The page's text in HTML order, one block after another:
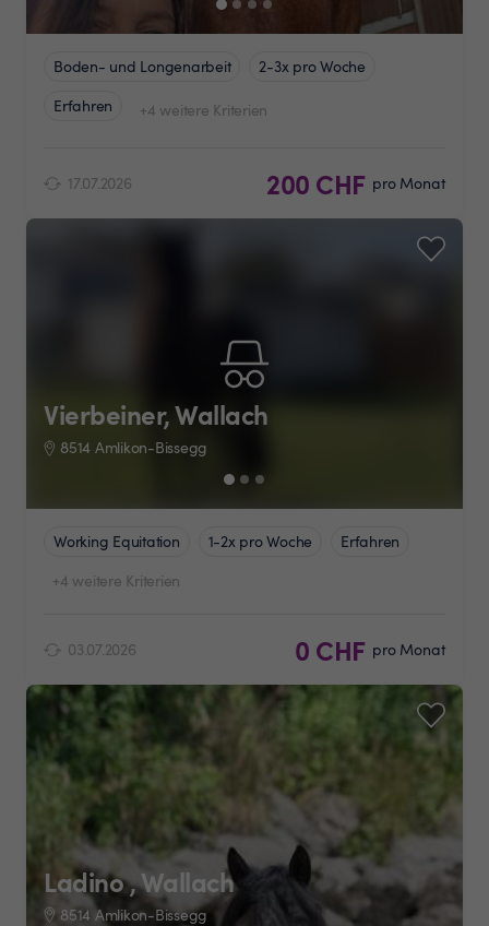
Boden- und Longenarbeit
2-3x pro Woche
Erfahren
+4 weitere Kriterien
17.07.2026 200 CHF pro Monat
Vierbeiner, Wallach
8514 Amlikon-Bissegg
Working Equitation 1-2x pro Woche
Erfahren
+4 weitere Kriterien
03.07.2026 0 CHF pro Monat
Ladino , Wallach
8514 Amlikon-Bissegg